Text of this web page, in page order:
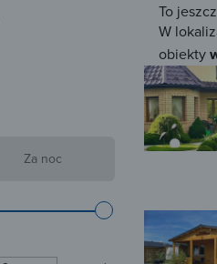
To
W
obiekty
Za noc